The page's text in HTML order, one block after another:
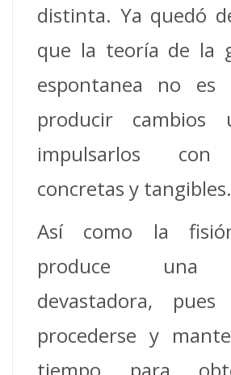
distinta. Ya quedó
que la teoría de la
espontanea no es
producir cambios
impulsarlos con
concretas y tangibles.
Así como la
produce una
devastadora,
procederse y
tiempo para